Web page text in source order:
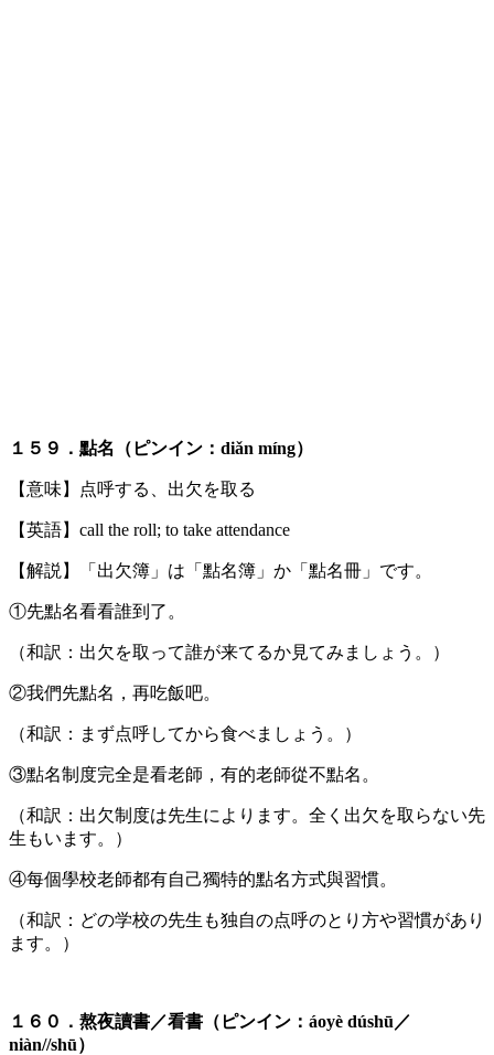
１５９．點名（ピンイン：diǎn míng）
【意味】点呼する、出欠を取る
【英語】call the roll; to take attendance
【解説】「出欠簿」は「點名簿」か「點名冊」です。
①先點名看看誰到了。
（和訳：出欠を取って誰が来てるか見てみましょう。）
②我們先點名，再吃飯吧。
（和訳：まず点呼してから食べましょう。）
③點名制度完全是看老師，有的老師從不點名。
（和訳：出欠制度は先生によります。全く出欠を取らない先
生もいます。）
④每個學校老師都有自己獨特的點名方式與習慣。
（和訳：どの学校の先生も独自の点呼のとり方や習慣があり
ます。）
１６０．熬夜讀書／看書（ピンイン：áoyè dúshū／
niàn//shū）